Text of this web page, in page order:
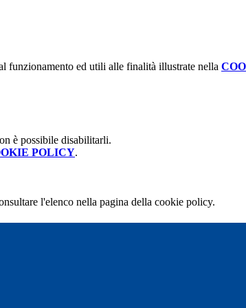
funzionamento ed utili alle finalità illustrate nella
è possibile disabilitarli.
POLICY.
l'elenco nella pagina della cookie policy.